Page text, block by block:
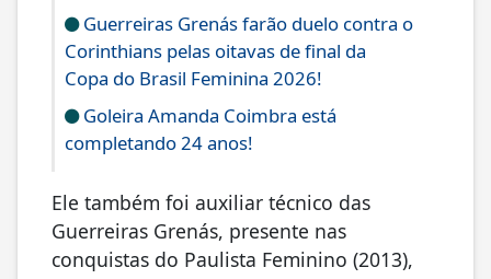
Guerreiras Grenás farão duelo contra o
Corinthians pelas oitavas de final da
Copa do Brasil Feminina 2026!
Goleira Amanda Coimbra está
completando 24 anos!
Ele também foi auxiliar técnico das
Guerreiras Grenás, presente nas
conquistas do Paulista Feminino (2013),